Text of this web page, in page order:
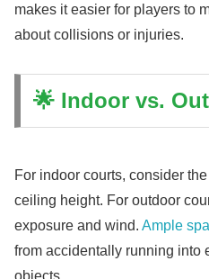
makes it easier for players to
about collisions or injuries.
🌟 Indoor vs.
For indoor courts, consider
ceiling height. For outdoor
exposure and wind. Ample
from accidentally running into